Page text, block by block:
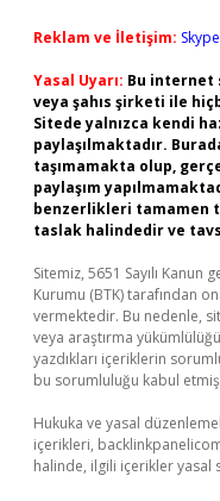
Reklam ve İletişim:
Yasal Uyarı: Bu internet
veya şahıs şirketi ile
Sitede yalnızca kendi
paylaşılmaktadır.
taşımamakta olup,
paylaşım
benzerlikleri tamamen
taslak halindedir ve
Sitemiz, 5651 Sayılı
Kurumu (BTK) tarafından
vermektedir. Bu nedenle,
veya araştırma
yazdıkları içeriklerin
bu sorumluluğu kabul etmiş
Hukuka ve yasal
içerikleri,
halinde, ilgili içerikler yasal